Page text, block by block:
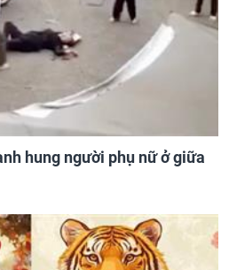
hung người phụ nữ ở giữa